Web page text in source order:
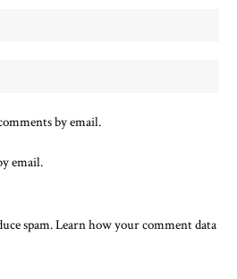
by email.
email.
spam.Learn how your comment data